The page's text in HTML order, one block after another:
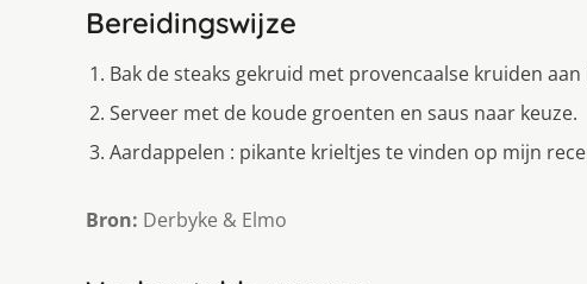
Bereidingswijze
Bak de steaks gekruid met provencaalse kruiden
Serveer met de koude groenten en saus naar keuze.
Aardappelen : pikante krieltjes te vinden op mijn
Bron: Derbyke & Elmo